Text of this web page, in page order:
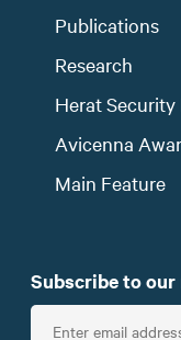
Publications
Research
Herat
Avicenna
Main Feature
Subscribe to
E